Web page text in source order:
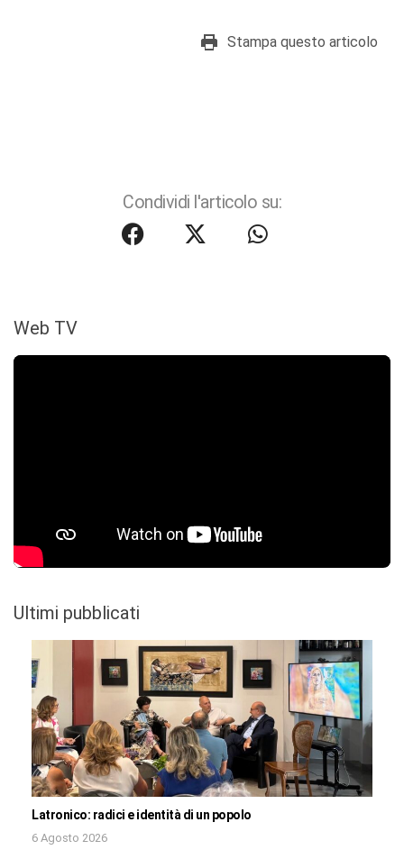
Stampa questo articolo
Condividi l'articolo su:
Web TV
Ultimi pubblicati
Latronico: radici e identità di un popolo
6 Agosto 2026